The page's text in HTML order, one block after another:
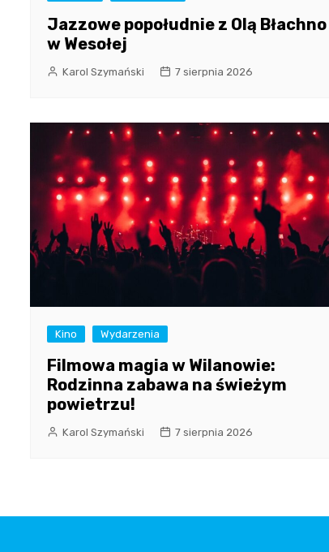
Jazzowe popołudnie z Olą Błachno
w Wesołej
Karol Szymański 7 sierpnia 2026
Kino Wydarzenia
Filmowa magia w Wilanowie:
Rodzinna zabawa na świeżym
powietrzu!
Karol Szymański 7 sierpnia 2026